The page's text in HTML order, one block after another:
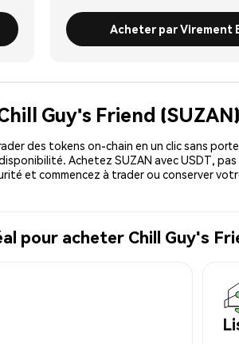
Acheter par Virement
Guy's Friend
des tokens on-chain en un clic sans
Achetez SUZAN avec USDT,
et commencez à trader ou conserver
pour acheter Chill Guy's